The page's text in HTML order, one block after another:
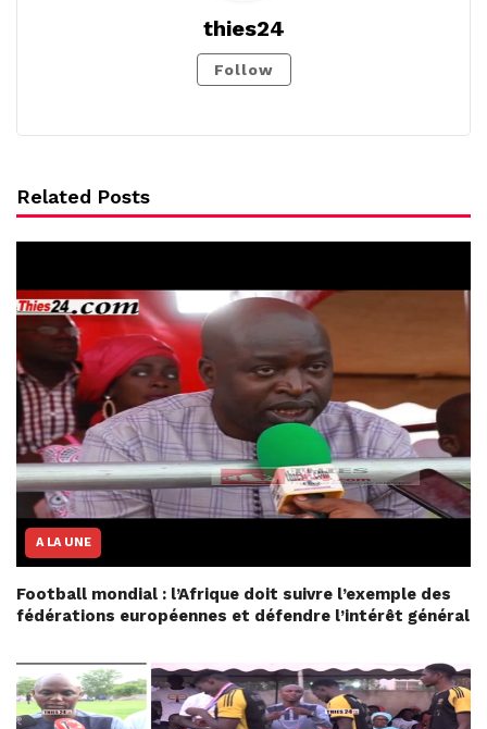
thies24
Follow
Related Posts
A LA UNE
Football mondial : l’Afrique doit suivre l’exemple des
fédérations européennes et défendre l’intérêt général